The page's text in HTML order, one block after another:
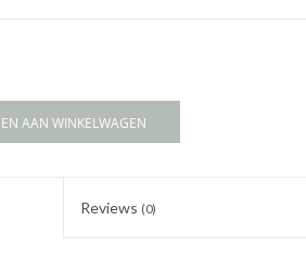
AAN WINKELWAGEN
Reviews (0)